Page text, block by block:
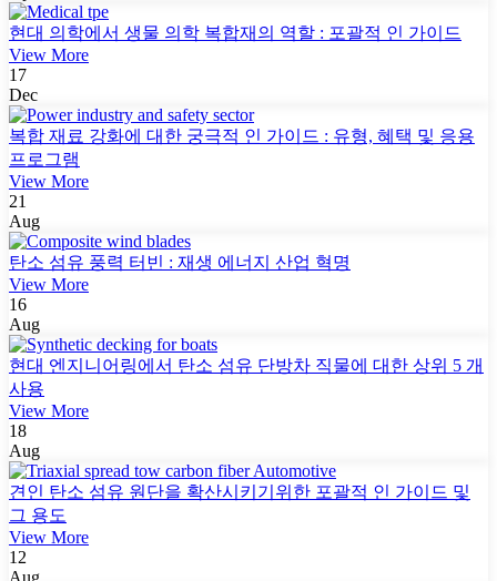
현대 의학에서 생물 의학 복합재의 역할 : 포괄적 인 가이드
View More
17
Dec
복합 재료 강화에 대한 궁극적 인 가이드 : 유형, 혜택 및 응용
프로그램
View More
21
Aug
탄소 섬유 풍력 터빈 : 재생 에너지 산업 혁명
View More
16
Aug
현대 엔지니어링에서 탄소 섬유 단방차 직물에 대한 상위 5 개
사용
View More
18
Aug
견인 탄소 섬유 원단을 확산시키기위한 포괄적 인 가이드 및
그 용도
View More
12